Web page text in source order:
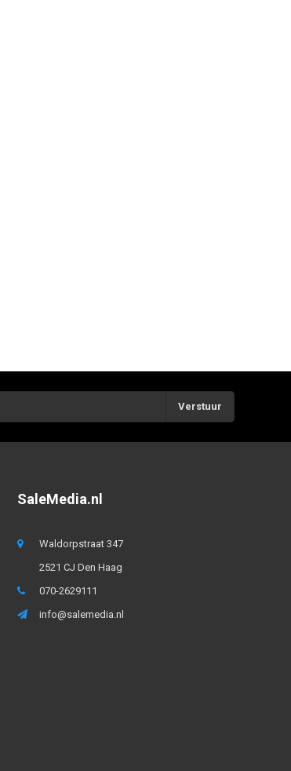
Verstuur
SaleMedia.nl
Waldorpstraat 347
2521 CJ Den Haag
070-2629111
info@salemedia.nl